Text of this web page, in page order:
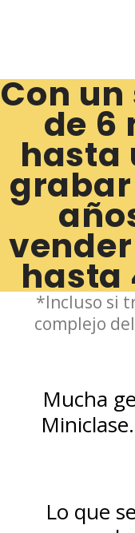
Con
de 6
hasta
grabar
hasta
*Incluso si
complejo
Mucha
Lo que